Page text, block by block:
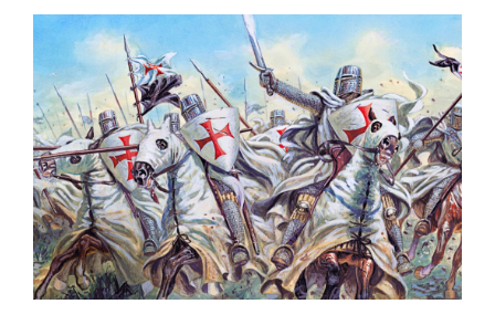
OFF TOPIC
CONTATTI
Cerca
per: